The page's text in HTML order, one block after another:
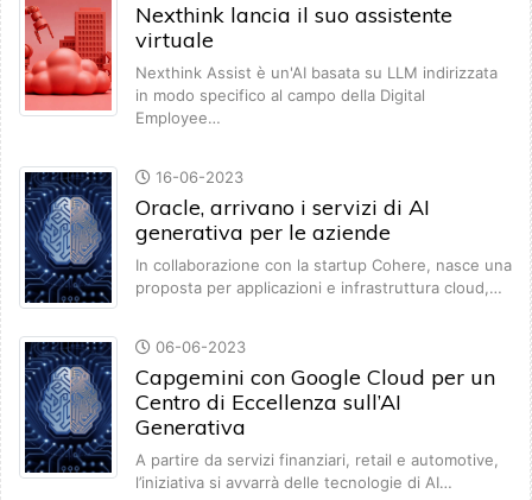
Nexthink lancia il suo assistente
virtuale
Nexthink Assist è un'AI basata su LLM indirizzata
in modo specifico al campo della Digital
Employee…
16-06-2023
Oracle, arrivano i servizi di AI
generativa per le aziende
In collaborazione con la startup Cohere, nasce una
proposta per applicazioni e infrastruttura cloud,…
06-06-2023
Capgemini con Google Cloud per un
Centro di Eccellenza sull’AI
Generativa
A partire da servizi finanziari, retail e automotive,
l’iniziativa si avvarrà delle tecnologie di AI…